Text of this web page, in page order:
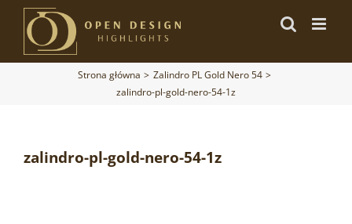
Przejdź
zawartości
Strona główna
Zalindro PL Gold Nero 54
zalindro-pl-gold-nero-54-1z
zalindro-pl-gold-nero-54-1z